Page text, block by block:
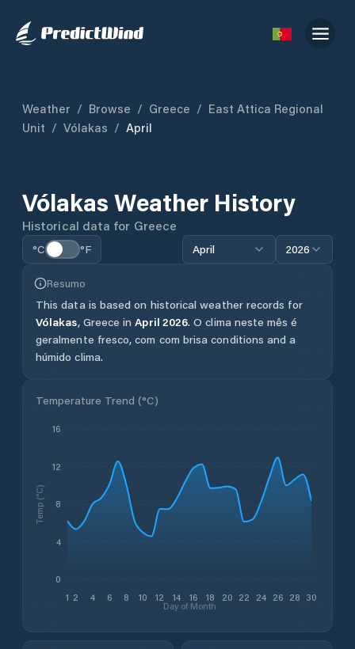
Weather / Browse / Greece / East Attica Regional
Unit / Vólakas / April
Vólakas Weather History
Historical data for Greece
°C °F April 2026
Resumo
This data is based on historical weather records for
Vólakas, Greece in April 2026.O clima neste mês é
geralmente fresco, com com brisa conditions and a
húmido clima.
Temperature Trend (°C)
1 2 4 6 8 10 12 14 16 18 20 22 24 26 28 30
Day of Month
0
4
8
12
16
Temp (°C)